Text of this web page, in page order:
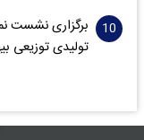
برگزاری نشست
تولیدی توزیعی